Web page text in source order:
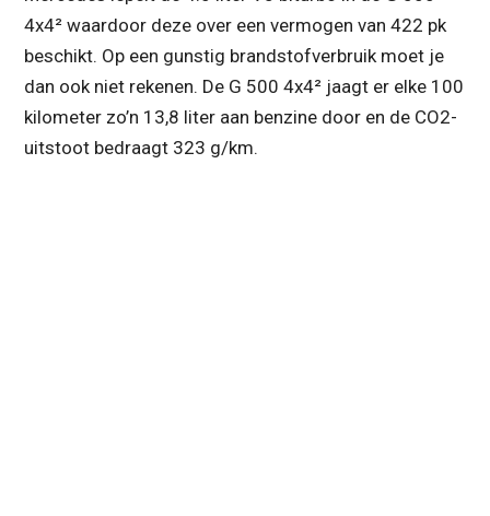
4x4² waardoor deze over een vermogen van 422 pk
beschikt. Op een gunstig brandstofverbruik moet je
dan ook niet rekenen. De G 500 4x4² jaagt er elke 100
kilometer zo’n 13,8 liter aan benzine door en de CO2-
uitstoot bedraagt 323 g/km.